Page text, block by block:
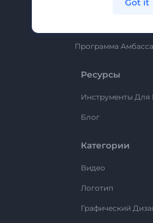
Программа
Ресурсы
Инструменты Для
Блог
Категории
Видео
Логотип
Графический